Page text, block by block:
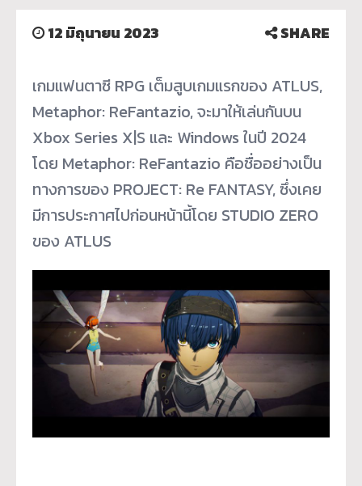
12 มิถุนายน 2023 SHARE
เกมแฟนตาซี RPG เต็มสูบเกมแรกของ ATLUS,
Metaphor: ReFantazio, จะมาให้เล่นกันบน
Xbox Series X|S และ Windows ในปี 2024
โดย Metaphor: ReFantazio คือชื่ออย่างเป็น
ทางการของ PROJECT: Re FANTASY, ซึ่งเคย
มีการประกาศไปก่อนหน้านี้โดย STUDIO ZERO
ของ ATLUS